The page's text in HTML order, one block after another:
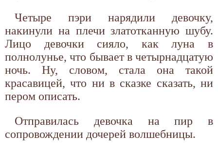
Четыре пэри нарядили девочку,
накинули на плечи златотканную шубу.
Лицо девочки сияло, как луна в
полнолунье, что бывает в четырнадцатую
ночь. Ну, словом, стала она такой
красавицей, что ни в сказке сказать, ни
пером описать.
Отправилась девочка на пир в
сопровождении дочерей волшебницы.